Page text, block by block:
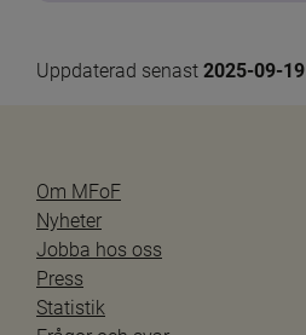
Uppdaterad senast 2025-09-19
Om MFoF
Nyheter
Jobba hos oss
Press
Statistik